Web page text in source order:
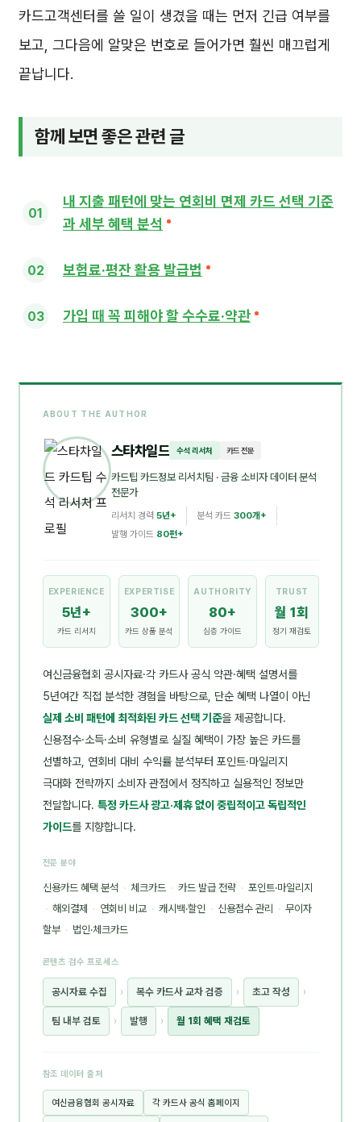
카드고객센터를 쓸 일이 생겼을 때는 먼저 긴급 여부를
보고, 그다음에 알맞은 번호로 들어가면 훨씬 매끄럽게
끝납니다.
함께 보면 좋은 관련 글
내 지출 패턴에 맞는 연회비 면제 카드 선택 기준
과 세부 혜택 분석
보험료·평잔 활용 발급법
가입 때 꼭 피해야 할 수수료·약관
ABOUT THE AUTHOR
스타차일드 수석 리서처 카드 전문
카드팁 카드정보 리서치팀 · 금융 소비자 데이터 분석
전문가
리서치 경력 5년+ 분석 카드 300개+
발행 가이드 80편+
EXPERIENCE
5년+
카드 리서치
EXPERTISE
300+
카드 상품 분석
AUTHORITY
80+
심층 가이드
TRUST
월 1회
정기 재검토
여신금융협회 공시자료·각 카드사 공식 약관·혜택 설명서를
5년여간 직접 분석한 경험을 바탕으로, 단순 혜택 나열이 아닌
실제 소비 패턴에 최적화된 카드 선택 기준을 제공합니다.
신용점수·소득·소비 유형별로 실질 혜택이 가장 높은 카드를
선별하고, 연회비 대비 수익률 분석부터 포인트·마일리지
극대화 전략까지 소비자 관점에서 정직하고 실용적인 정보만
전달합니다. 특정 카드사 광고·제휴 없이 중립적이고 독립적인
가이드를 지향합니다.
전문 분야
신용카드 혜택 분석 · 체크카드 · 카드 발급 전략 · 포인트·마일리지
· 해외결제 · 연회비 비교 · 캐시백·할인 · 신용점수 관리 · 무이자
할부 · 법인·체크카드
콘텐츠 검수 프로세스
공시자료 수집 › 복수 카드사 교차 검증 › 초고 작성 ›
팀 내부 검토 › 발행 › 월 1회 혜택 재검토
참조 데이터 출처
여신금융협회 공시자료 각 카드사 공식 홈페이지